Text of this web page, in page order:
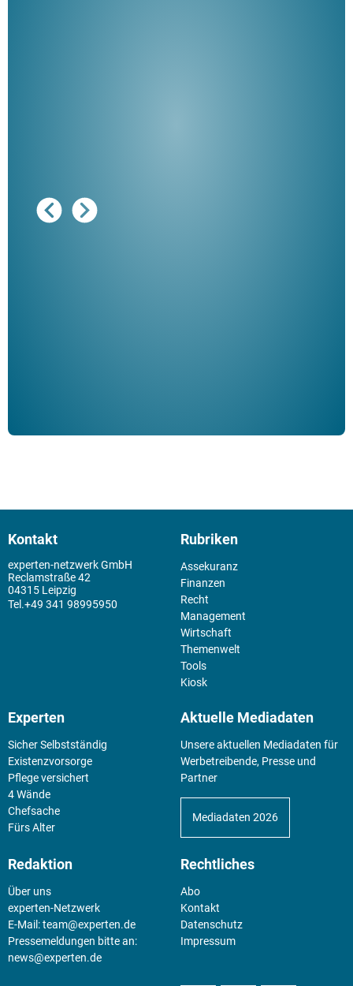
Kontakt
experten-netzwerk GmbH
Reclamstraße 42
04315 Leipzig
+49 341 98995950
Rubriken
Assekuranz
Finanzen
Recht
Management
Wirtschaft
Themenwelt
Tools
Kiosk
Experten
Sicher Selbstständig
Existenz­vorsorge
Pflege versichert
4 Wände
Chefsache
Fürs Alter
Aktuelle Mediadaten
Unsere aktuellen Mediadaten für
Werbetreibende, Presse und
Partner
Mediadaten 2026
Redaktion
Über uns
experten-Netzwerk
E-Mail:team@experten.de
Pressemeldungen bitte an:
news@experten.de
Rechtliches
Abo
Kontakt
Datenschutz
Impressum